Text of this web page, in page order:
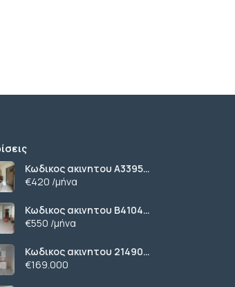
Κωδικος ακινητου Α3395
γκαρσονιερα ανακαινισμενη
στους Αμπελοκηπους
€420 /μήνα
Κωδικος ακινητου Β4104
διαμερισμα στους
Αμπελοκηπους
€550 /μήνα
Κωδικος ακινητου 21490
διαμερισμα στην Ν.Πολιτεια
Ευοσμου
€169.000